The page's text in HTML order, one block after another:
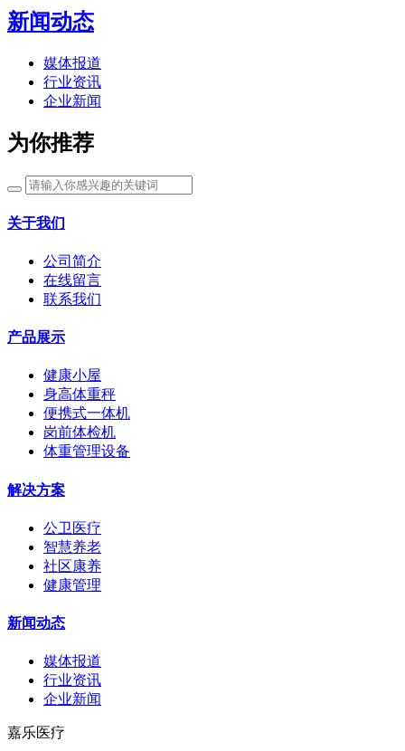
新闻动态
媒体报道
行业资讯
企业新闻
为你推荐
关于我们
公司简介
在线留言
联系我们
产品展示
健康小屋
身高体重秤
便携式一体机
岗前体检机
体重管理设备
解决方案
公卫医疗
智慧养老
社区康养
健康管理
新闻动态
媒体报道
行业资讯
企业新闻
嘉乐医疗